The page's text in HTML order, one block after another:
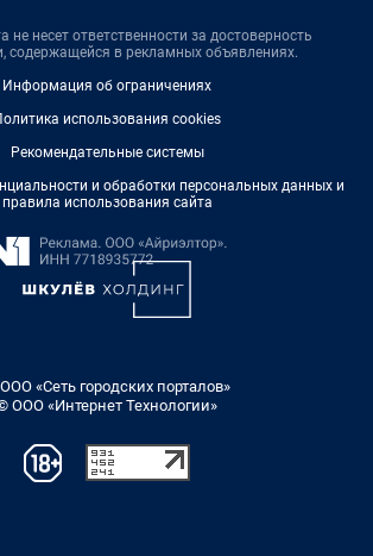
не несет ответственности за достоверность
содержащейся в рекламных объявлениях.
Информация об ограничениях
использования cookies
Рекомендательные системы
и обработки персональных данных и
правила использования сайта
«Сеть городских порталов»
ООО «Интернет Технологии»